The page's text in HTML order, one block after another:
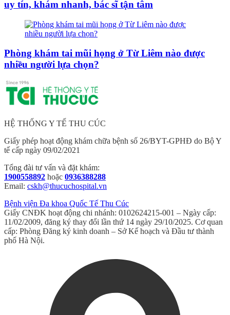
uy tín, khám nhanh, bác sĩ tận tâm
Phòng khám tai mũi họng ở Từ Liêm nào được
nhiều người lựa chọn?
HỆ THỐNG Y TẾ THU CÚC
Giấy phép hoạt động khám chữa bệnh số 26/BYT-GPHĐ do Bộ Y
tế cấp ngày 09/02/2021
Tổng đài tư vấn và đặt khám:
1900558892 hoặc 0936388288
Email: cskh@thucuchospital.vn
Bệnh viện Đa khoa Quốc Tế Thu Cúc
Giấy CNĐK hoạt động chi nhánh: 0102624215-001 – Ngày cấp:
11/02/2009, đăng ký thay đổi lần thứ 14 ngày 29/10/2025. Cơ quan
cấp: Phòng Đăng ký kinh doanh – Sở Kế hoạch và Đầu tư thành
phố Hà Nội.